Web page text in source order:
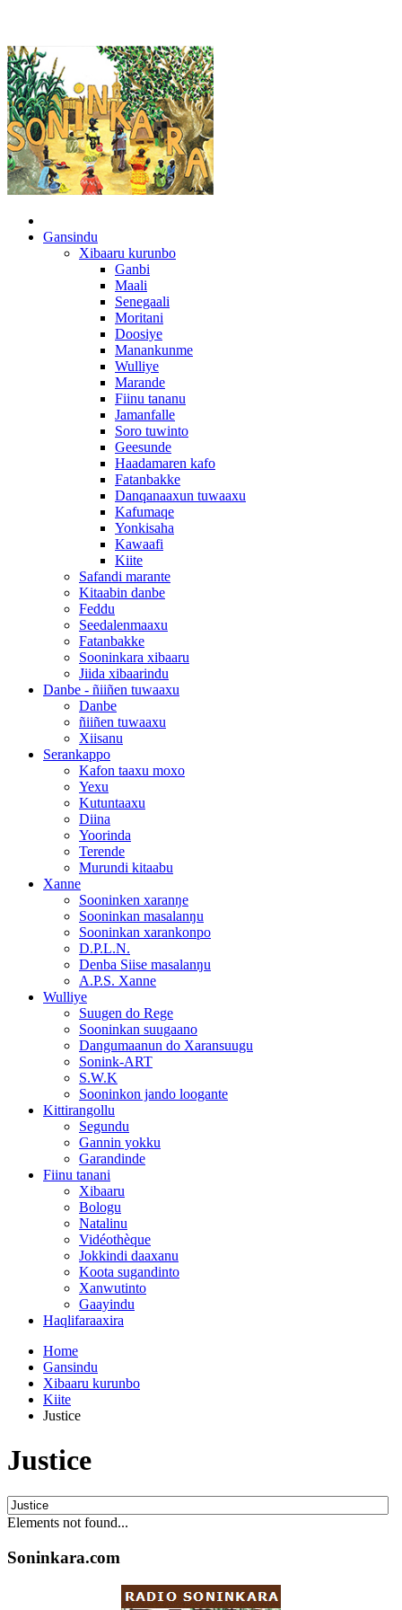
Gansindu
Xibaaru kurunbo
Ganbi
Maali
Senegaali
Moritani
Doosiye
Manankunme
Wulliye
Marande
Fiinu tananu
Jamanfalle
Soro tuwinto
Geesunde
Haadamaren kafo
Fatanbakke
Danqanaaxun tuwaaxu
Kafumaqe
Yonkisaha
Kawaafi
Kiite
Safandi marante
Kitaabin danbe
Feddu
Seedalenmaaxu
Fatanbakke
Sooninkara xibaaru
Jiida xibaarindu
Danbe - ñiiñen tuwaaxu
Danbe
ñiiñen tuwaaxu
Xiisanu
Serankappo
Kafon taaxu moxo
Yexu
Kutuntaaxu
Diina
Yoorinda
Terende
Murundi kitaabu
Xanne
Sooninken xaranŋe
Sooninkan masalanŋu
Sooninkan xarankonpo
D.P.L.N.
Denba Siise masalanŋu
A.P.S. Xanne
Wulliye
Suugen do Rege
Sooninkan suugaano
Dangumaanun do Xaransuugu
Sonink-ART
S.W.K
Sooninkon jando loogante
Kittirangollu
Segundu
Gannin yokku
Garandinde
Fiinu tanani
Xibaaru
Bologu
Natalinu
Vidéothèque
Jokkindi daaxanu
Koota sugandinto
Xanwutinto
Gaayindu
Haqlifaraaxira
Home
Gansindu
Xibaaru kurunbo
Kiite
Justice
Justice
Elements not found...
Soninkara.com